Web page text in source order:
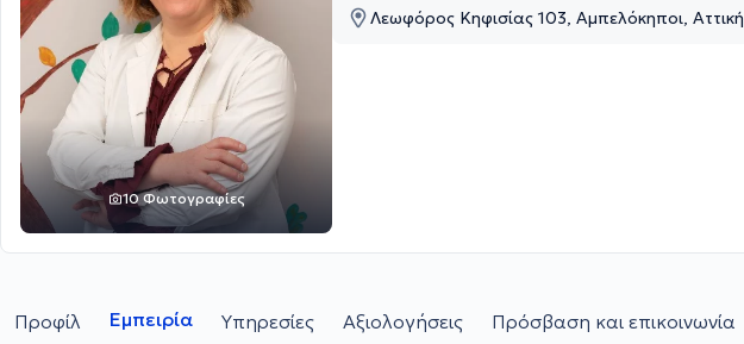
10 Φωτογραφίες
Λεωφόρος Κηφισίας 103, Αμπελόκηποι, Αττική
Προφίλ Εμπειρία Υπηρεσίες Αξιολογήσεις Πρόσβαση και επικοινωνία